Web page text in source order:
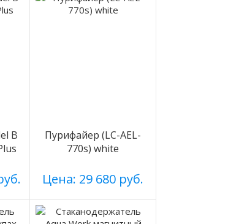
B
Пурифайер (LC-AEL-
770s) white
Цена: 29 680 руб.